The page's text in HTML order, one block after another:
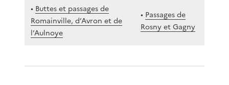
• Buttes et passages de
Romainville, d’Avron et de
l’Aulnoye
• Passages de
Rosny et Gagny